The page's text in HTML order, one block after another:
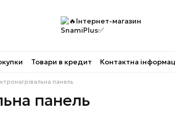
Товари в кредит Контактна
панель
панель